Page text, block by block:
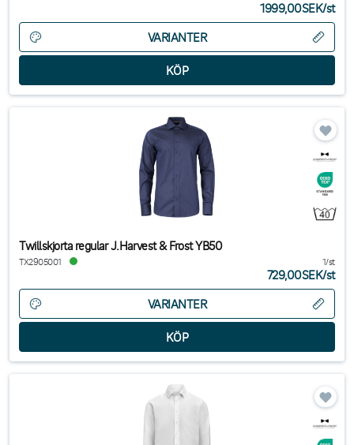
1999,00SEK/st
VARIANTER
Twillskjorta regular J.Harvest & Frost YB50
TX2905001 1/st
729,00SEK/st
VARIANTER